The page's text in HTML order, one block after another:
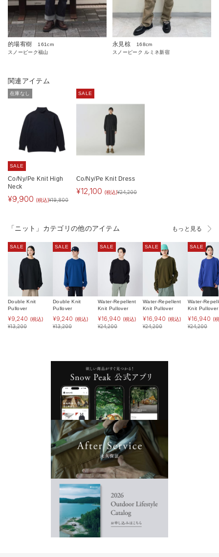
的場宥樹
161cm
スノーピーク福山
永見椋
168cm
スノーピーク ルミネ新宿
関連アイテム
在庫なし
SALE
Co/Ny/Pe Knit High
Neck
¥9,900 (税込)¥19,800
SALE
Co/Ny/Pe Knit Dress
¥12,100 (税込)¥24,200
「ニット」カテゴリの他のアイテム もっと見る
SALE
Double Knit
Pullover
¥9,240 (税込)
¥13,200
SALE
Double Knit
Pullover
¥9,240 (税込)
¥13,200
SALE
Water-Repellent
Knit Pullover
¥16,940 (税込)
¥24,200
SALE
Water-Repellent
Knit Pullover
¥16,940 (税込)
¥24,200
SALE
Water-
Knit Pullover
¥16,940 (
¥24,200